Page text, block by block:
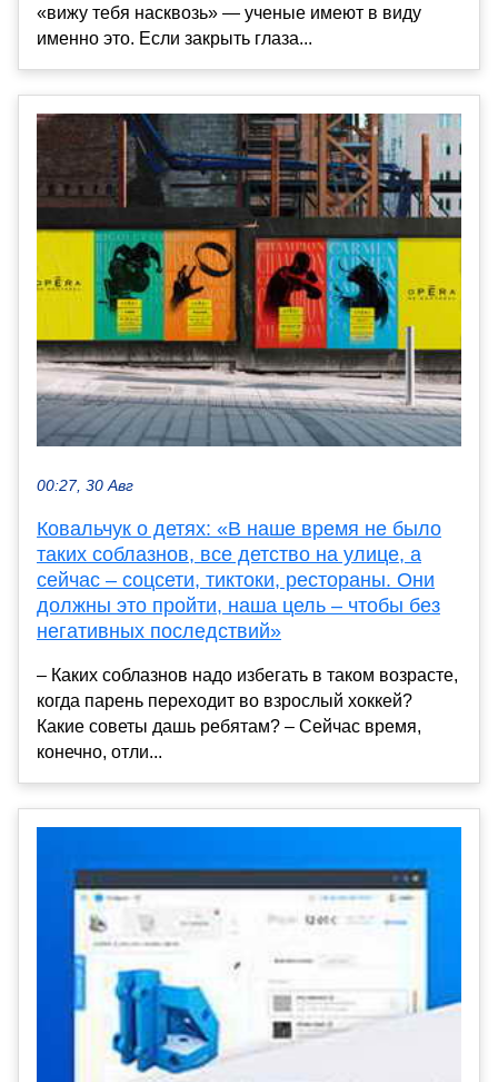
«вижу тебя насквозь» — ученые имеют в виду
именно это. Если закрыть глаза...
00:27, 30 Авг
Ковальчук о детях: «В наше время не было
таких соблазнов, все детство на улице, а
сейчас – соцсети, тиктоки, рестораны. Они
должны это пройти, наша цель – чтобы без
негативных последствий»
– Каких соблазнов надо избегать в таком возрасте,
когда парень переходит во взрослый хоккей?
Какие советы дашь ребятам? – Сейчас время,
конечно, отли...